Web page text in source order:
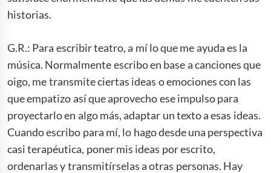
historias.
G.R.: Para escribir teatro, a mí lo que me ayuda es la
música. Normalmente escribo en base a canciones que
oigo, me transmite ciertas ideas o emociones con las
que empatizo así que aprovecho ese impulso para
proyectarlo en algo más, adaptar un texto a esas ideas.
Cuando escribo para mí, lo hago desde una perspectiva
casi terapéutica, poner mis ideas por escrito,
ordenarlas y transmitírselas a otras personas. Hay